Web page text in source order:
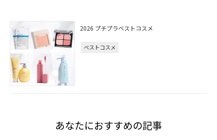
2026 プチプラベストコスメ
ベストコスメ
あなたにおすすめの記事